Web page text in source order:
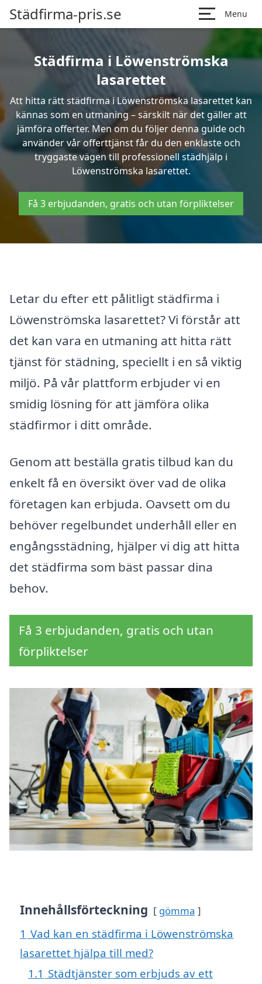
Städfirma-pris.se Menu
Städfirma i Löwenströmska
lasarettet
Att hitta rätt städfirma i Löwenströmska lasarettet kan
kännas som en utmaning – särskilt när det gäller att
jämföra offerter. Men om du följer denna guide och
använder vår offerttjänst får du den enklaste och
tryggaste vägen till professionell städhjälp i
Löwenströmska lasarettet.
Få 3 erbjudanden, gratis och utan förpliktelser
Letar du efter ett pålitligt städfirma i
Löwenströmska lasarettet? Vi förstår att
det kan vara en utmaning att hitta rätt
tjänst för städning, speciellt i en så viktig
miljö. På vår plattform erbjuder vi en
smidig lösning för att jämföra olika
städfirmor i ditt område.
Genom att beställa gratis tilbud kan du
enkelt få en översikt över vad de olika
företagen kan erbjuda. Oavsett om du
behöver regelbundet underhåll eller en
engångsstädning, hjälper vi dig att hitta
det städfirma som bäst passar dina
behov.
Få 3 erbjudanden, gratis och utan
förpliktelser
Innehållsförteckning gömma
1 Vad kan en städfirma i Löwenströmska
lasarettet hjälpa till med?
1.1 Städtjänster som erbjuds av ett